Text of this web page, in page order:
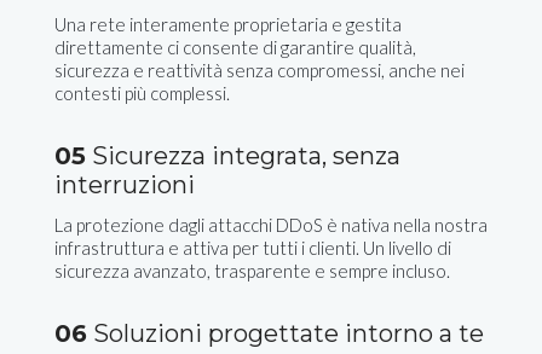
Una rete interamente proprietaria e gestita
direttamente ci consente di garantire qualità,
sicurezza e reattività senza compromessi, anche nei
contesti più complessi.
05 Sicurezza integrata, senza
interruzioni
La protezione dagli attacchi DDoS è nativa nella nostra
infrastruttura e attiva per tutti i clienti. Un livello di
sicurezza avanzato, trasparente e sempre incluso.
06 Soluzioni progettate intorno a te